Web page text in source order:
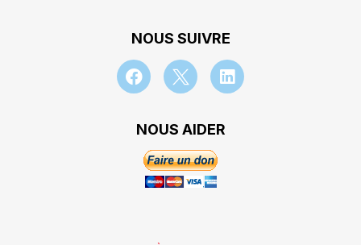
NOUS SUIVRE
NOUS AIDER